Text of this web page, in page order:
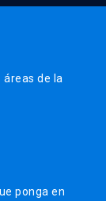
de la
ponga en